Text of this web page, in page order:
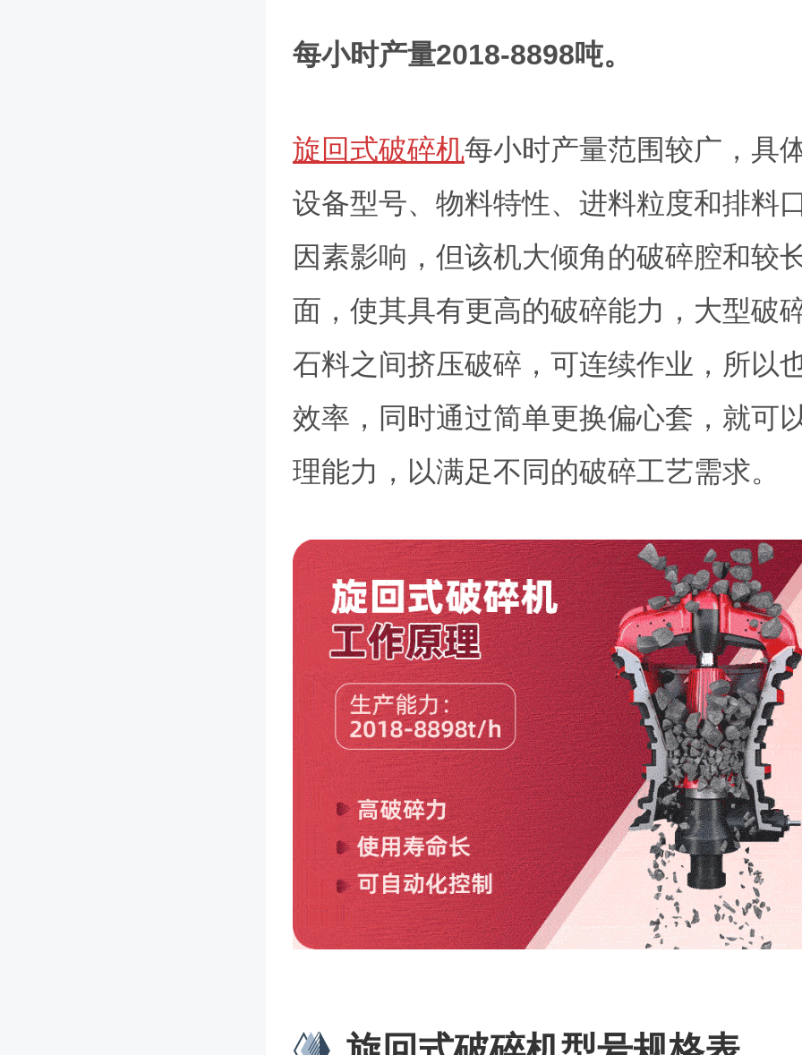
每小时产量2018-8898吨。
旋回式破碎机每小时产量范围较广，具
设备型号、物料特性、进料粒度和排料
因素影响，但该机大倾角的破碎腔和较
面，使其具有更高的破碎能力，大型破
石料之间挤压破碎，可连续作业，所以
效率，同时通过简单更换偏心套，就可
理能力，以满足不同的破碎工艺需求。